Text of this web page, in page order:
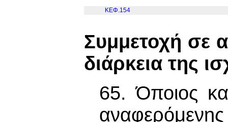
ΚΕΦ.154
Συμμετοχή σε
διάρκεια της
65. Όποιος